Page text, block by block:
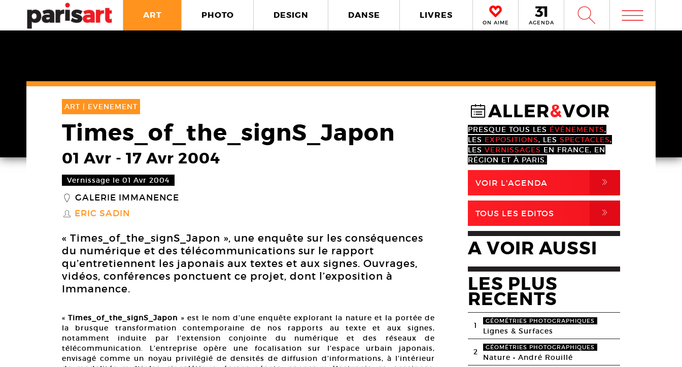
ART PHOTO DESIGN DANSE LIVRES
ON AIME AGENDA W m
ART | EVENEMENT
Times_of_the_signS_Japon
01 Avr - 17 Avr 2004
Vernissage le 01 Avr 2004
_ GALERIE IMMANENCE
S ERIC SADIN
« Times_of_the_signS_Japon », une enquête sur les conséquences
du numérique et des télécommunications sur le rapport
qu’entretiennent les japonais aux textes et aux signes. Ouvrages,
vidéos, conférences ponctuent ce projet, dont l’exposition à
Immanence.
«Times_of_the_signS_Japon » est le nom d’une enquête explorant la nature et la portée de
la brusque transformation contemporaine de nos rapports au texte et aux signes,
notamment induite par l’extension conjointe du numérique et des réseaux de
télécommunication. L’entreprise opère une focalisation sur l’espace urbain japonais,
envisagé comme un noyau privilégié de densités de diffusion d’informations, à l’intérieur
@ALLER&VOIR
PRESQUE TOUS LES ÉVÈNEMENTS,
LES EXPOSITIONS, LES SPECTACLES,
LES VERNISSAGES EN FRANCE, EN
RÉGION ET À PARIS.
VOIR L'AGENDA ,
TOUS LES EDITOS ,
A VOIR AUSSI
LES PLUS
RECENTS
1 GÉOMÉTRIES PHOTOGRAPHIQUES
Lignes & Surfaces
2 GÉOMÉTRIES PHOTOGRAPHIQUES
Nature • André Rouillé